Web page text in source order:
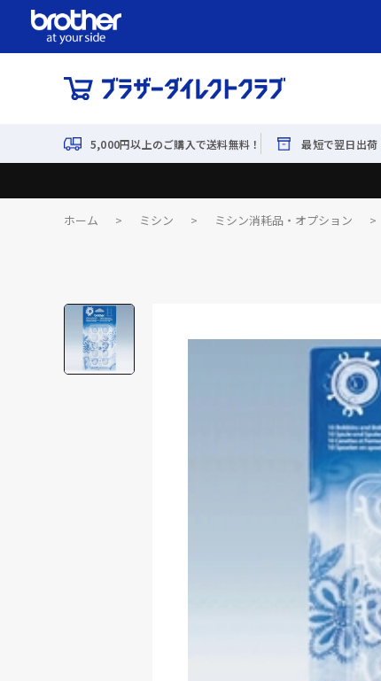
5,000円以上のご購入で送料無料！ 最短で翌日出荷
ホーム > ミシン > ミシン消耗品・オプション >